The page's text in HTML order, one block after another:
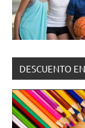
DESCUENTO